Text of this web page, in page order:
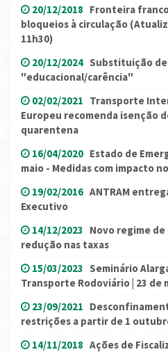
20/12/2018 Fronteira
bloqueios à circulação
11h30)
20/12/2024 Substituição
"educacional/carência"
02/02/2021 Transporte
Europeu recomenda isenção
quarentena
16/04/2020 Estado de
maio - Medidas com impacto
19/02/2016 ANTRAM
Executivo
14/12/2023 Novo regime
redução nas taxas
15/03/2023 Seminário
Transporte Rodoviário | 23 de
23/09/2021
restrições a partir de 1
14/11/2018 Ações de